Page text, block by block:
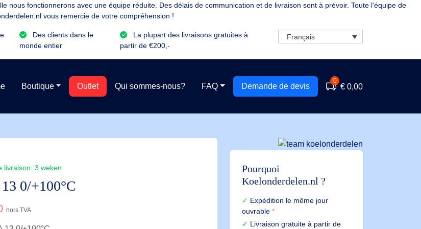
nous fonctionnerons avec une équipe réduite. Des délais de communication et de livraison sont à prévoir. Toute l'équipe de
vous remercie de votre compréhension !
Des clients dans le
monde entier
La plupart des livraisons gratuites à
partir de €200,-
Français
Boutique Outlet Qui sommes-nous? FAQ Demande de devis
0
€ 0,00
livraison: 3 weken
0/+100°C
hors TVA
Pourquoi
Koelonderdelen.nl ?
Expédition le même jour
ouvrable *
Livraison gratuite à partir de